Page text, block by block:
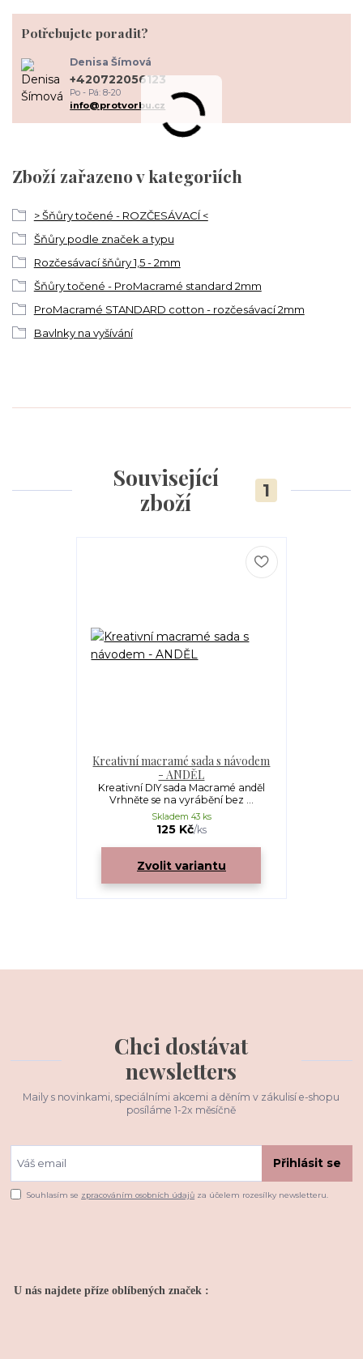
Zboží zařazeno v kategoriích
> Šňůry točené - ROZČESÁVACÍ <
Šňůry podle značek a typu
Rozčesávací šňůry 1,5 - 2mm
Šňůry točené - ProMacramé standard 2mm
ProMacramé STANDARD cotton - rozčesávací 2mm
Bavlnky na vyšívání
Potřebujete poradit?
Denisa Šímová
+420722056123
Po - Pá: 8-20
info@protvorbu.cz
Související
zboží
1
Kreativní macramé sada s návodem
- ANDĚL
Kreativní DIY sada Macramé anděl
Vrhněte se na vyrábění bez ...
125 Kč/ks
Skladem 43 ks
Zvolit variantu
Chci dostávat
newsletters
Maily s novinkami, speciálními akcemi a děním v zákulisí e-shopu
posíláme 1-2x měsíčně
Přihlásit se
Souhlasím se zpracováním osobních údajů za účelem rozesílky newsletteru.
U nás najdete příze oblíbených značek :